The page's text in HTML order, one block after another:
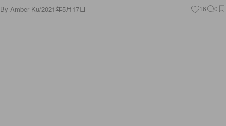
By Amber Ku/2021年5月17日 16 0